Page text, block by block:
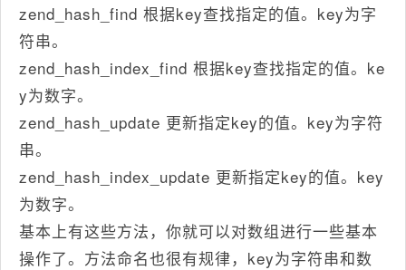
zend_hash_find 根据key查找指定的值。key为字
符串。
zend_hash_index_find 根据key查找指定的值。ke
y为数字。
zend_hash_update 更新指定key的值。key为字符
串。
zend_hash_index_update 更新指定key的值。key
为数字。
基本上有这些方法，你就可以对数组进行一些基本
操作了。方法命名也很有规律，key为字符串和数